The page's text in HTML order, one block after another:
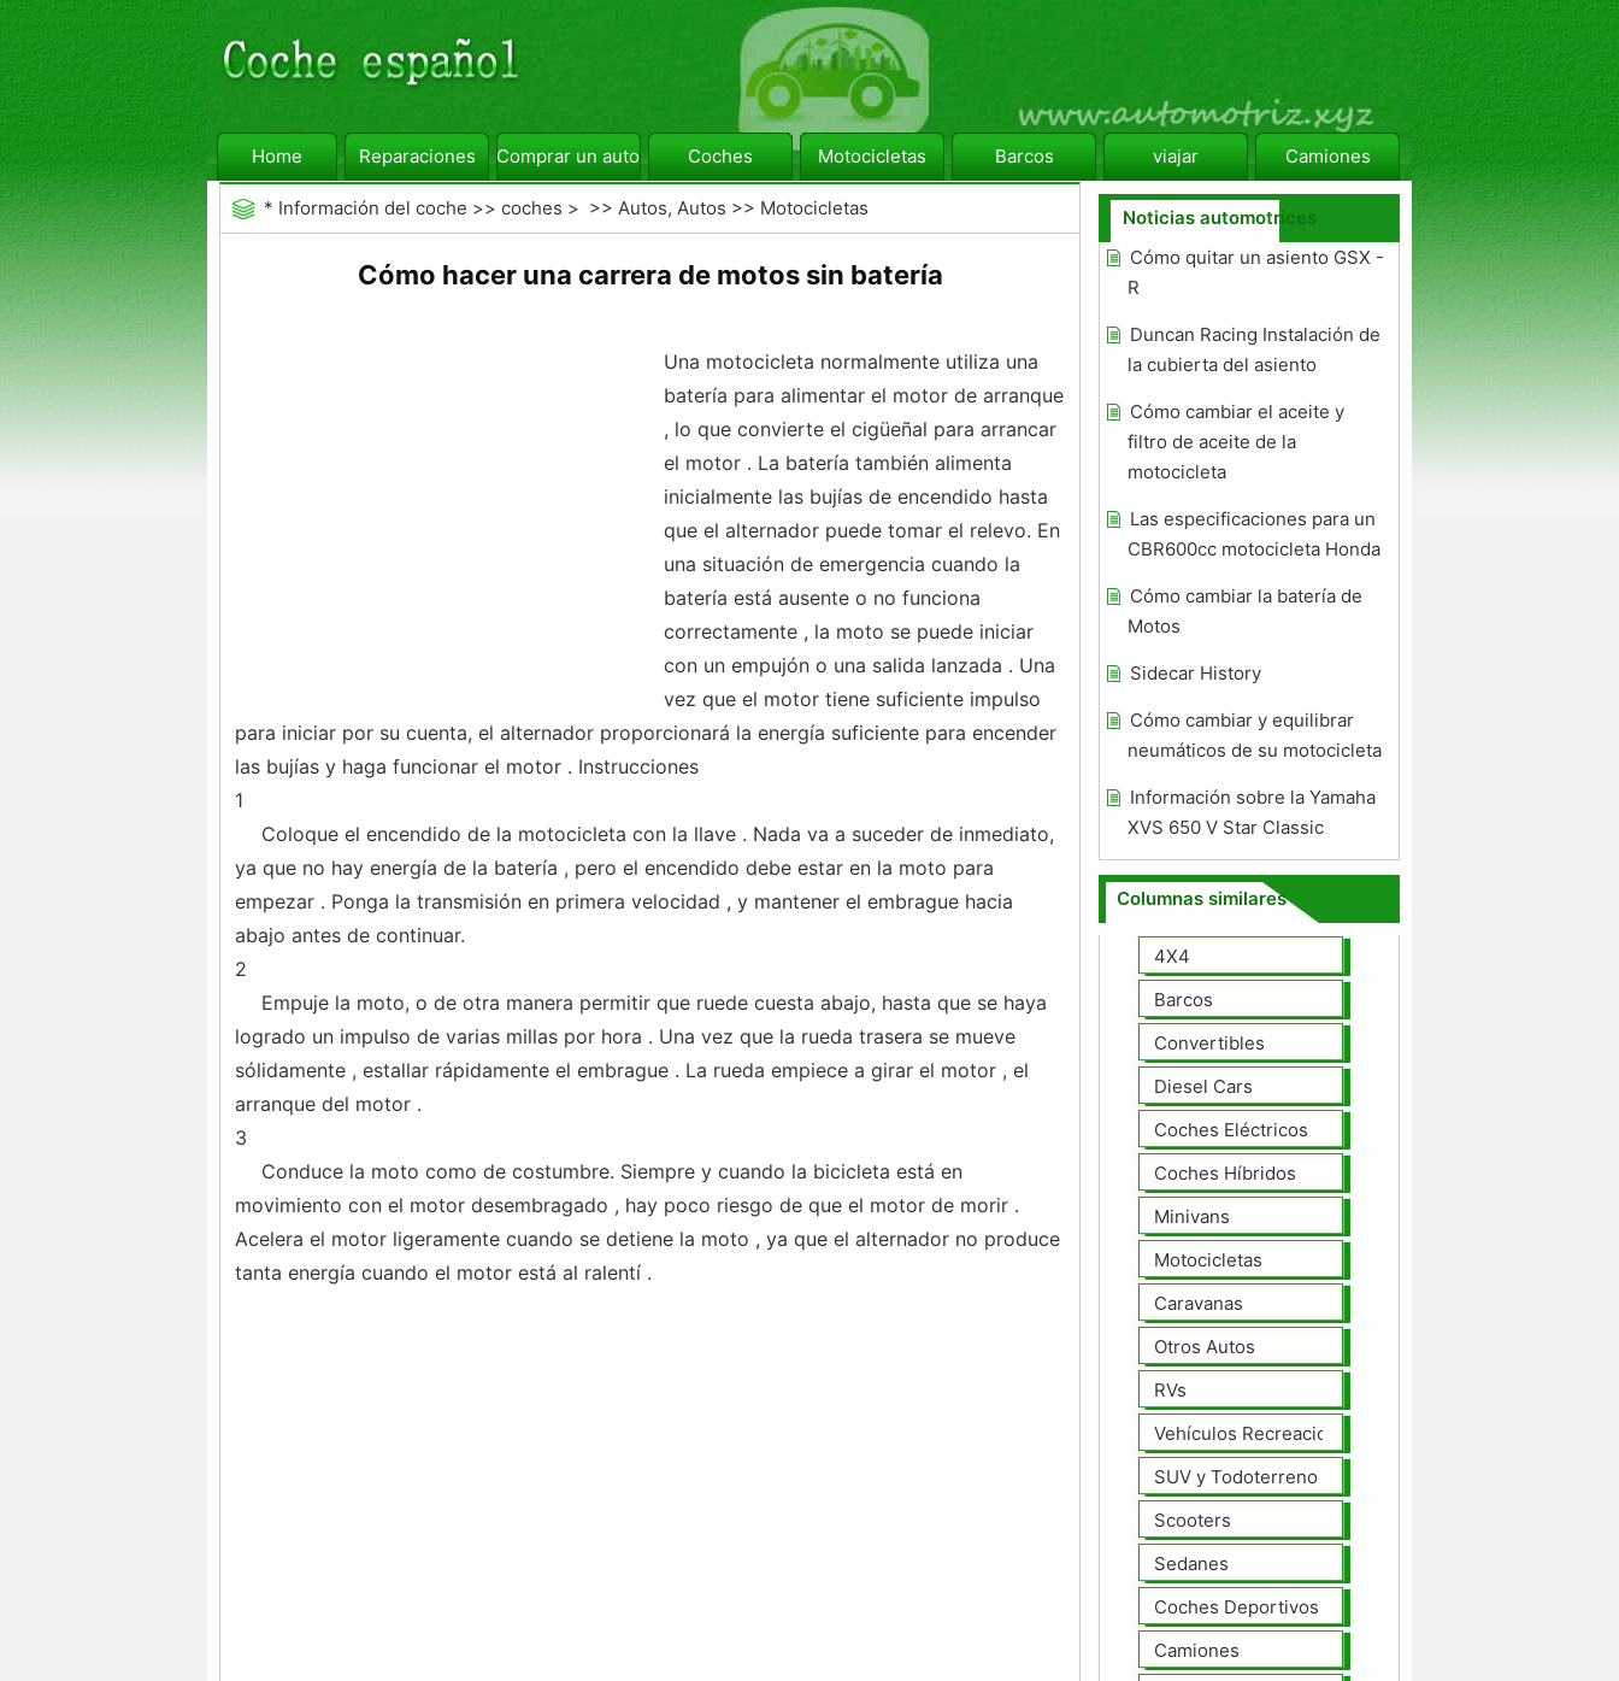
Home Reparaciones Comprar un automóvil Coches Motocicletas Barcos viajar Camiones
* Información del coche >> coches > >> Autos, Autos >> Motocicletas
Cómo hacer una carrera de motos sin batería
Una motocicleta normalmente utiliza una
batería para alimentar el motor de arranque
, lo que convierte el cigüeñal para arrancar
el motor . La batería también alimenta
inicialmente las bujías de encendido hasta
que el alternador puede tomar el relevo. En
una situación de emergencia cuando la
batería está ausente o no funciona
correctamente , la moto se puede iniciar
con un empujón o una salida lanzada . Una
vez que el motor tiene suficiente impulso
para iniciar por su cuenta, el alternador proporcionará la energía suficiente para encender
las bujías y haga funcionar el motor . Instrucciones
1
Coloque el encendido de la motocicleta con la llave . Nada va a suceder de inmediato,
ya que no hay energía de la batería , pero el encendido debe estar en la moto para
empezar . Ponga la transmisión en primera velocidad , y mantener el embrague hacia
abajo antes de continuar.
2
Empuje la moto, o de otra manera permitir que ruede cuesta abajo, hasta que se haya
logrado un impulso de varias millas por hora . Una vez que la rueda trasera se mueve
sólidamente , estallar rápidamente el embrague . La rueda empiece a girar el motor , el
arranque del motor .
3
Conduce la moto como de costumbre. Siempre y cuando la bicicleta está en
movimiento con el motor desembragado , hay poco riesgo de que el motor de morir .
Acelera el motor ligeramente cuando se detiene la moto , ya que el alternador no produce
tanta energía cuando el motor está al ralentí .
Noticias automotrices
Cómo quitar un asiento GSX -
R
Duncan Racing Instalación de
la cubierta del asiento
Cómo cambiar el aceite y
filtro de aceite de la
motocicleta
Las especificaciones para un
CBR600cc motocicleta Honda
Cómo cambiar la batería de
Motos
Sidecar History
Cómo cambiar y equilibrar
neumáticos de su motocicleta
Información sobre la Yamaha
XVS 650 V Star Classic
Columnas similares
4X4
Barcos
Convertibles
Diesel Cars
Coches Eléctricos
Coches Híbridos
Minivans
Motocicletas
Caravanas
Otros Autos
RVs
Vehículos Recreacionales
SUV y Todoterreno
Scooters
Sedanes
Coches Deportivos
Camiones